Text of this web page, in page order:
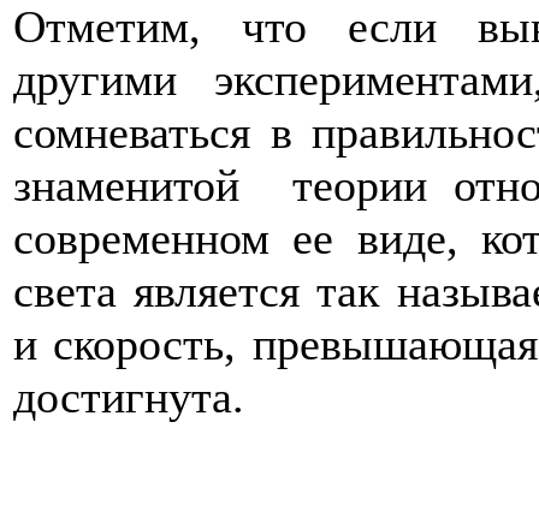
Отметим, что если
другими
сомневаться в
знаменитой теории
современном ее виде,
света является так
и скорость,
достигнута.